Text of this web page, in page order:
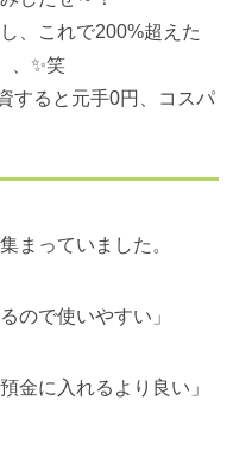
、これで200%超えた
、✨笑
ると元手0円、コスパ
まっていました。
ので使いやすい」
金に入れるより良い」